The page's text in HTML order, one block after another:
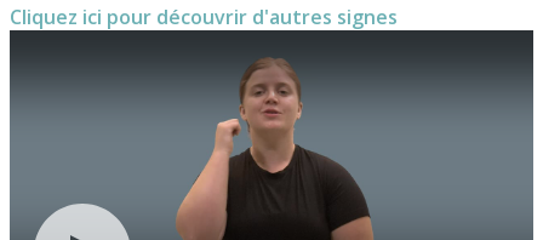
Cliquez ici pour découvrir d'autres signes